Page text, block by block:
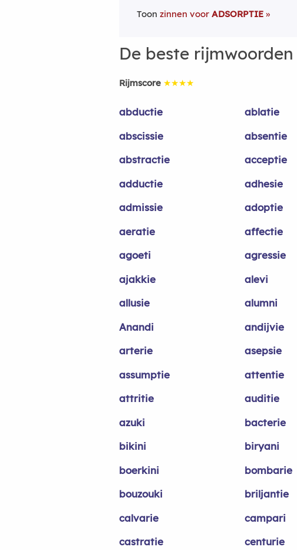
Toon zinnen voor ADSORPTIE
De beste
Rijmscore ★★★★
abductie ablatie
abscissie
absentie
abstractie
acceptie
adductie
adhesie
admissie
adoptie
aeratie
affectie
agoeti
agressie
ajakkie
alevi
allusie
alumni
Anandi
andijvie
arterie
asepsie
assumptie
attentie
attritie
auditie
azuki
bacterie
bikini
biryani
boerkini
bombarie
bouzouki
briljantie
calvarie
campari
castratie
centurie